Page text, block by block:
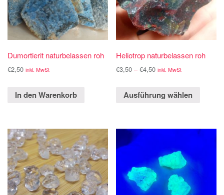
Dumortierit naturbelassen roh
€2,50 inkl. MwSt
In den Warenkorb
Heliotrop naturbelassen roh
€3,50 –€4,50 inkl. MwSt
Ausführung wählen